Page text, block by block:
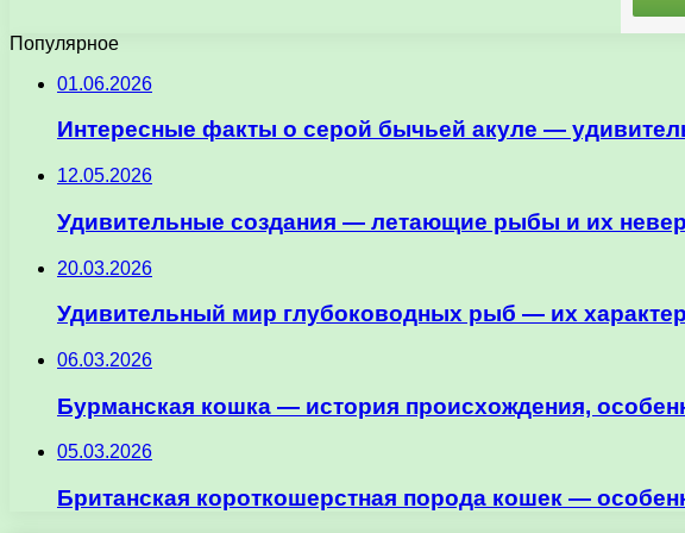
Популярное
01.06.2026
Интересные факты о серой бычьей акуле —
12.05.2026
Удивительные создания — летающие рыбы и их
20.03.2026
Удивительный мир глубоководных рыб — их
06.03.2026
Бурманская кошка — история происхождения,
05.03.2026
Британская короткошерстная порода кошек —